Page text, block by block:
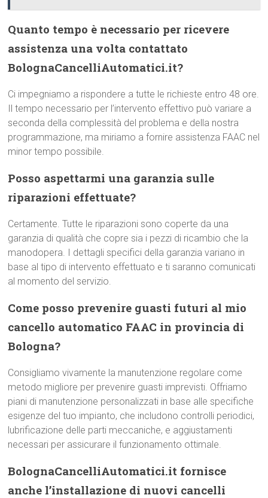
Quanto tempo è necessario per ricevere
assistenza una volta contattato
BolognaCancelliAutomatici.it?
Ci impegniamo a rispondere a tutte le richieste entro 48 ore.
Il tempo necessario per l’intervento effettivo può variare a
seconda della complessità del problema e della nostra
programmazione, ma miriamo a fornire assistenza FAAC nel
minor tempo possibile.
Posso aspettarmi una garanzia sulle
riparazioni effettuate?
Certamente. Tutte le riparazioni sono coperte da una
garanzia di qualità che copre sia i pezzi di ricambio che la
manodopera. I dettagli specifici della garanzia variano in
base al tipo di intervento effettuato e ti saranno comunicati
al momento del servizio.
Come posso prevenire guasti futuri al mio
cancello automatico FAAC in provincia di
Bologna?
Consigliamo vivamente la manutenzione regolare come
metodo migliore per prevenire guasti imprevisti. Offriamo
piani di manutenzione personalizzati in base alle specifiche
esigenze del tuo impianto, che includono controlli periodici,
lubrificazione delle parti meccaniche, e aggiustamenti
necessari per assicurare il funzionamento ottimale.
BolognaCancelliAutomatici.it fornisce
anche l’installazione di nuovi cancelli